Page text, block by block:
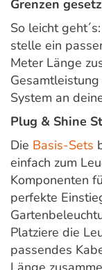
Grenzen
So leicht
stelle ein
Meter Länge
System an
Plug & Shine
Die Basis-Sets
einfach zum
Komponenten
perfekte
Platziere die
passendes